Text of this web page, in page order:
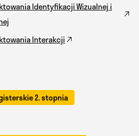
Identyfikacji Wizualnej i
Interakcji
2. stopnia